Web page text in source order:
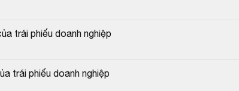
trái phiếu doanh nghiệp
trái phiếu doanh nghiệp